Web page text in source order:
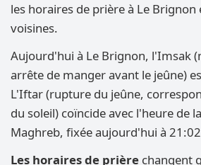
les horaires de prière à Le
voisines.
Aujourd'hui à Le Brignon, l'Imsak
arrête de manger avant le jeûne)
L'Iftar (rupture du jeûne,
du soleil) coïncide avec l'heure de
Maghreb, fixée aujourd'hui à
Les horaires de prière changent